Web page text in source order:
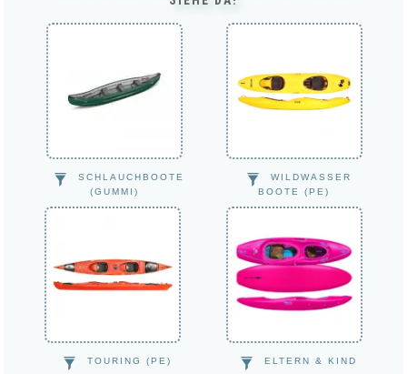
SCHLAUCHBOOTE
(GUMMI)
WILDWASSER
BOOTE (PE)
TOURING (PE) ELTERN & KIND